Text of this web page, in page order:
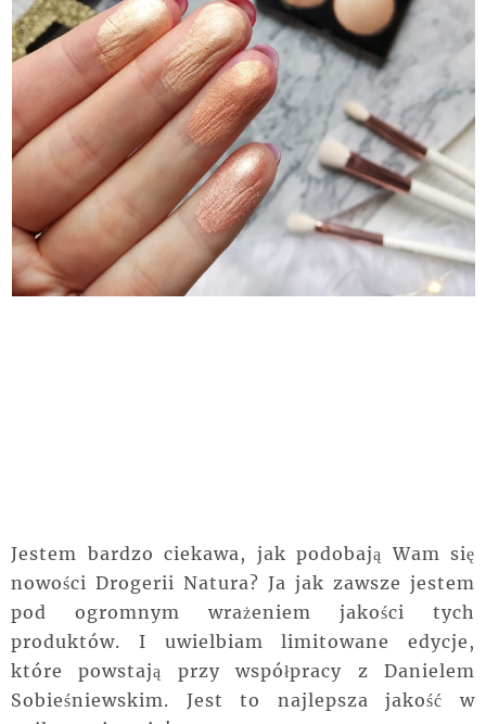
Jestem bardzo ciekawa, jak podobają Wam się
nowości Drogerii Natura? Ja jak zawsze jestem
pod ogromnym wrażeniem jakości tych
produktów. I uwielbiam limitowane edycje,
które powstają przy współpracy z Danielem
Sobieśniewskim. Jest to najlepsza jakość w